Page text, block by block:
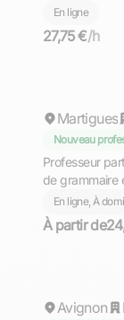
3 ans
Alliance
En ligne
27,75 €/h
Martigues
Nouveau
Professeur
de grammaire
En ligne, À
À partir de
Avignon